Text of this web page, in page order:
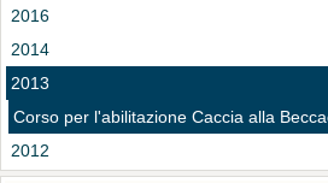
2016
2014
2013
Corso per l'abilitazione Caccia alla
2012